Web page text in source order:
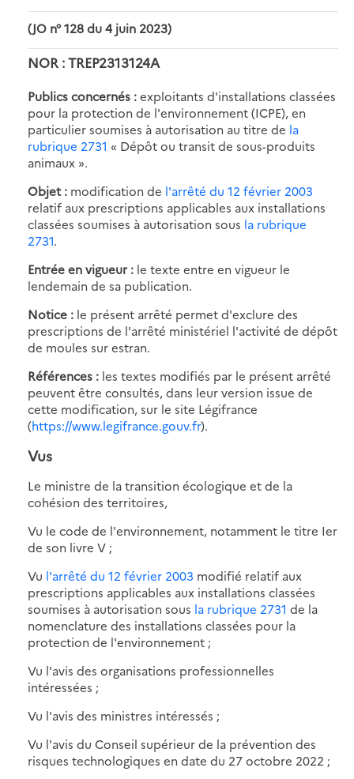
(JO n° 128 du 4 juin 2023)
NOR : TREP2313124A
Publics concernés :exploitants d'installations classées
pour la protection de l'environnement (ICPE), en
particulier soumises à autorisation au titre de la
rubrique 2731 « Dépôt ou transit de sous-produits
animaux ».
Objet : modification de l'arrêté du 12 février 2003
relatif aux prescriptions applicables aux installations
classées soumises à autorisation sous la rubrique
2731.
Entrée en vigueur : le texte entre en vigueur le
lendemain de sa publication.
Notice : le présent arrêté permet d'exclure des
prescriptions de l'arrêté ministériel l'activité de dépôt
de moules sur estran.
Références : les textes modifiés par le présent arrêté
peuvent être consultés, dans leur version issue de
cette modification, sur le site Légifrance
(https://www.legifrance.gouv.fr).
Vus
Le ministre de la transition écologique et de la
cohésion des territoires,
Vu le code de l'environnement, notamment le titre Ier
de son livre V ;
Vu l'arrêté du 12 février 2003 modifié relatif aux
prescriptions applicables aux installations classées
soumises à autorisation sous la rubrique 2731 de la
nomenclature des installations classées pour la
protection de l'environnement ;
Vu l'avis des organisations professionnelles
intéressées ;
Vu l'avis des ministres intéressés ;
Vu l'avis du Conseil supérieur de la prévention des
risques technologiques en date du 27 octobre 2022 ;